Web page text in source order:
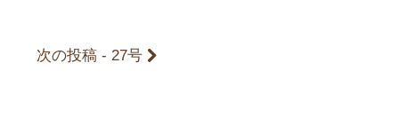
次の投稿 - 27号